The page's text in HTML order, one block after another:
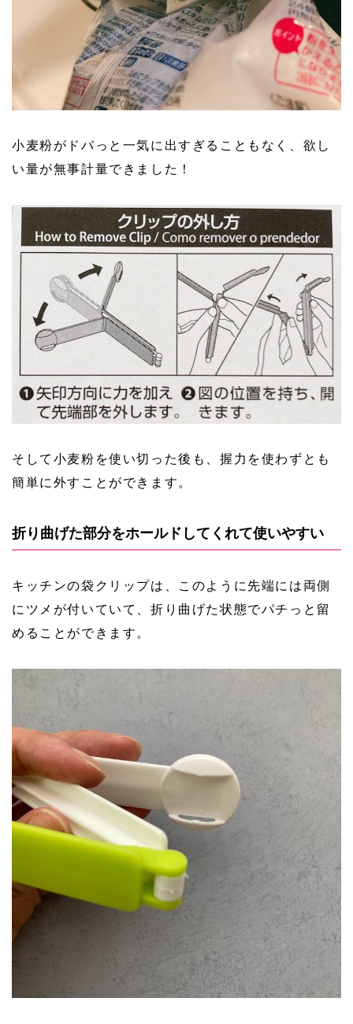
小麦粉がドバっと一気に出すぎることもなく、欲し
い量が無事計量できました！
そして小麦粉を使い切った後も、握力を使わずとも
簡単に外すことができます。
折り曲げた部分をホールドしてくれて使いやすい
キッチンの袋クリップは、このように先端には両側
にツメが付いていて、折り曲げた状態でパチっと留
めることができます。